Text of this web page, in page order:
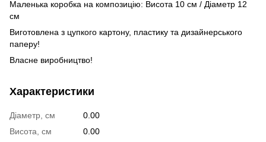
Маленька коробка на композицію: Висота 10 см / Діаметр 12
см
Виготовлена з цупкого картону, пластику та дизайнерського
паперу!
Власне виробництво!
Характеристики
Діаметр, см
0.00
Висота, см
0.00